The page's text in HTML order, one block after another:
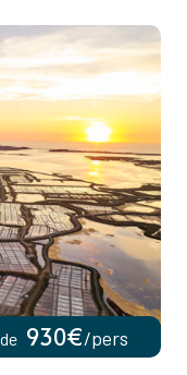
930€/pers